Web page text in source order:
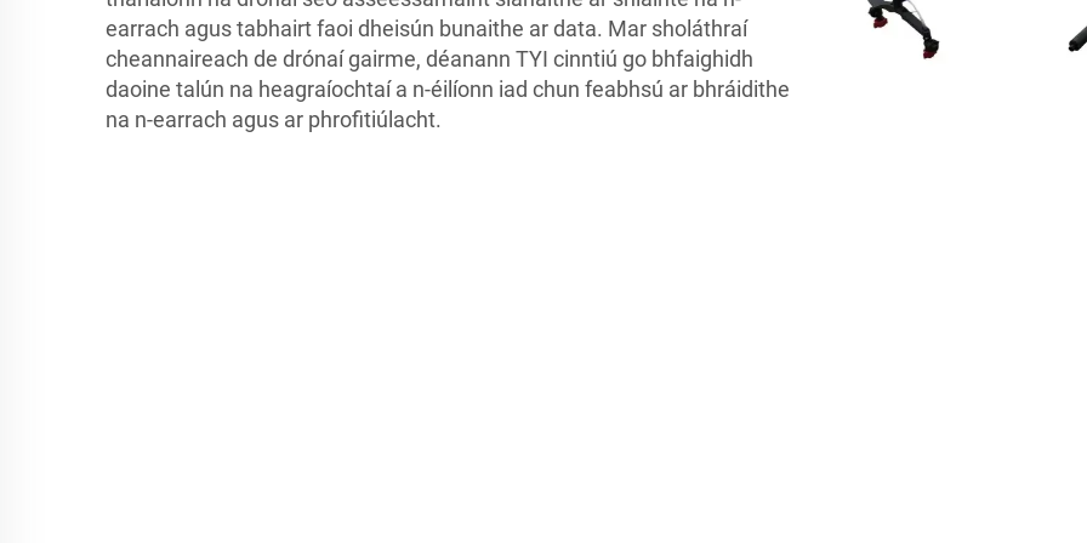
earrach agus tabhairt faoi dheisún bunaithe ar data. Mar sholáthraí
cheannaireach de drónaí gairme, déanann TYI cinntiú go bhfaighidh
daoine talún na heagraíochtaí a n-éilíonn iad chun feabhsú ar bhráidithe
na n-earrach agus ar phrofitiúlacht.